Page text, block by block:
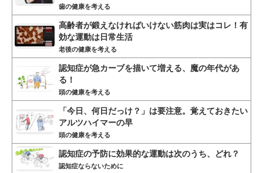
歯の健康を考える
高齢者が鍛えなければいけない筋肉は実はコレ！有
効な運動は日常生活
老後の健康を考える
認知症が急カーブを描いて増える、魔の年代があ
る！
頭の健康を考える
「今日、何日だっけ？」は要注意。覚えておきたい
アルツハイマーの早
頭の健康を考える
認知症の予防に効果的な運動は次のうち、どれ？
認知症ならないために